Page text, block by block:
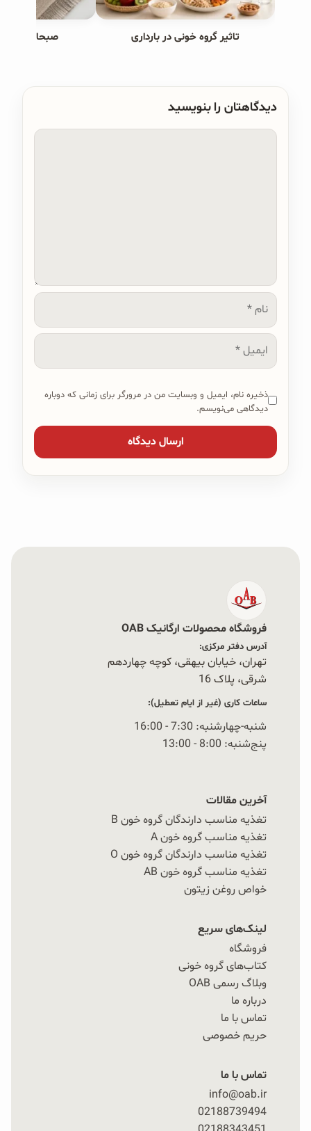
تاثیر گروه خونی در بارداری صبحانه های
دیدگاهتان را بنویسید
نام
ایمیل
ذخیره نام، ایمیل و وبسایت من در مرورگر برای زمانی که دوباره
دیدگاهی می‌نویسم.
فروشگاه محصولات ارگانیک OAB
آدرس دفتر مرکزی:
تهران، خیابان بیهقی، کوچه چهاردهم
شرقی، پلاک 16‭
ساعات کاری (غیر از ایام تعطیل):
شنبه-چهارشنبه: 7:30 - 16:00
پنج‌شنبه: 8:00 - 13:00
آخرین مقالات
تغذیه مناسب دارندگان گروه خون B
تغذیه مناسب گروه خون A
تغذیه مناسب دارندگان گروه خون O
تغذیه مناسب گروه خون AB
خواص روغن زیتون
لینک‌های سریع
فروشگاه
کتاب‌های گروه خونی
وبلاگ رسمی OAB
درباره ما
تماس با ما
حریم خصوصی
تماس با ما
info@oab.ir
02188739494